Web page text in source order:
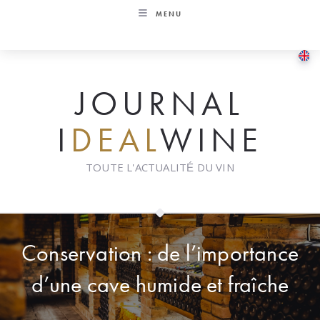
MENU
JOURNAL
I DEALWINE
TOUTE L'ACTUALITÉ DU VIN
Conservation : de l’importance
d’une cave humide et fraîche